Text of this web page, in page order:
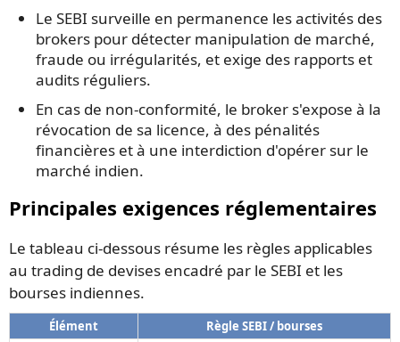
Le SEBI surveille en permanence les activités des
brokers pour détecter manipulation de marché,
fraude ou irrégularités, et exige des rapports et
audits réguliers.
En cas de non-conformité, le broker s'expose à la
révocation de sa licence, à des pénalités
financières et à une interdiction d'opérer sur le
marché indien.
Principales exigences réglementaires
Le tableau ci-dessous résume les règles applicables
au trading de devises encadré par le SEBI et les
bourses indiennes.
Élément
Règle SEBI / bourses